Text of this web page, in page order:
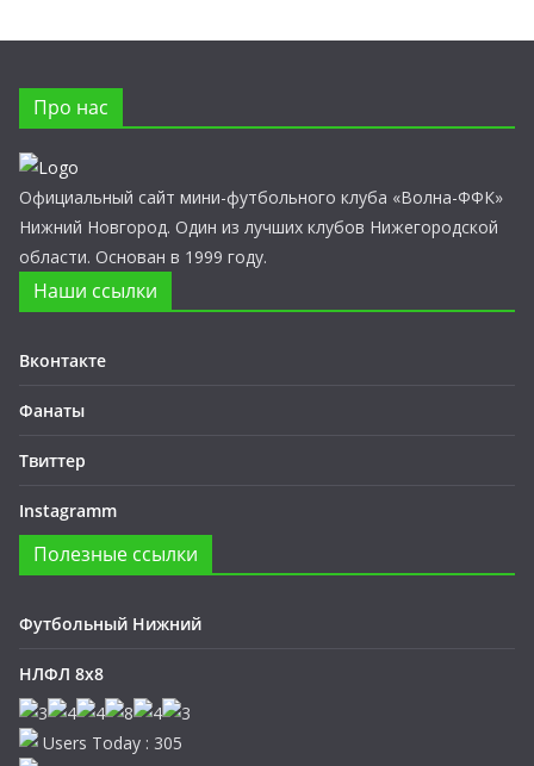
Про нас
Официальный сайт мини-футбольного клуба «Волна-ФФК»
Нижний Новгород. Один из лучших клубов Нижегородской
области. Основан в 1999 году.
Наши ссылки
Вконтакте
Фанаты
Твиттер
Instagramm
Полезные ссылки
Футбольный Нижний
НЛФЛ 8х8
Users Today : 305